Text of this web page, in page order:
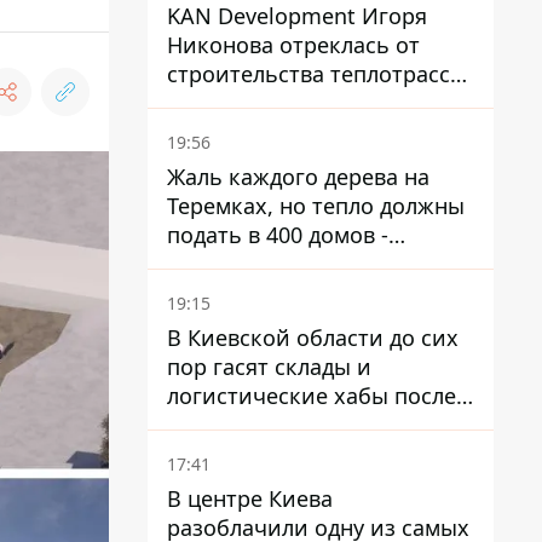
KAN Development Игоря
Никонова отреклась от
строительства теплотрассы
на Теремках
19:56
Жаль каждого дерева на
Теремках, но тепло должны
подать в 400 домов -
депутат Киевсовета
19:15
В Киевской области до сих
пор гасят склады и
логистические хабы после
прилетов ракет - ГСЧС
17:41
В центре Киева
разоблачили одну из самых